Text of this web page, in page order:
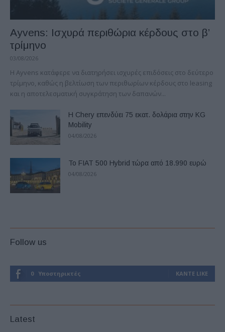
Ayvens: Iσχυρά περιθώρια κέρδους στο β’
τρίμηνο
03/08/2026
Η Ayvens κατάφερε να διατηρήσει ισχυρές επιδόσεις στο δεύτερο
τρίμηνο, καθώς η βελτίωση των περιθωρίων κέρδους στο leasing
και η αποτελεσματική συγκράτηση των δαπανών...
Η Chery επενδύει 75 εκατ. δολάρια στην KG
Mobility
04/08/2026
Το FIAT 500 Hybrid τώρα από 18.990 ευρώ
04/08/2026
Follow us
0 Υποστηρικτές ΚΆΝΤΕ LIKE
Latest